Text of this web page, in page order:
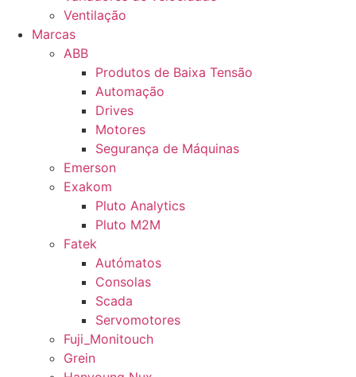
Ventilação
Marcas
ABB
Produtos de Baixa Tensão
Automação
Drives
Motores
Segurança de Máquinas
Emerson
Exakom
Pluto Analytics
Pluto M2M
Fatek
Autómatos
Consolas
Scada
Servomotores
Fuji_Monitouch
Grein